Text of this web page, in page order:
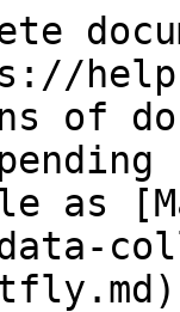
of
as
data-